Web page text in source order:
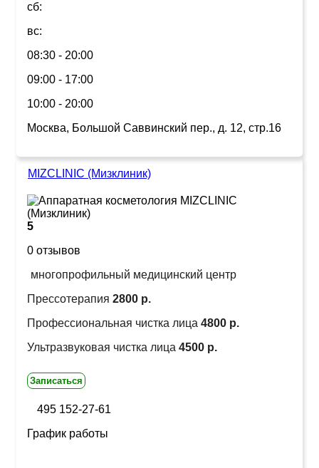
сб:
вс:
08:30 - 20:00
09:00 - 17:00
10:00 - 20:00
Москва, Большой Саввинский пер., д. 12, стр.16
MIZCLINIC (Мизклиник)
5
0 отзывов
многопрофильный медицинский центр
Прессотерапия 2800 р.
Профессиональная чистка лица 4800 р.
Ультразвуковая чистка лица 4500 р.
Записаться
495 152-27-61
График работы